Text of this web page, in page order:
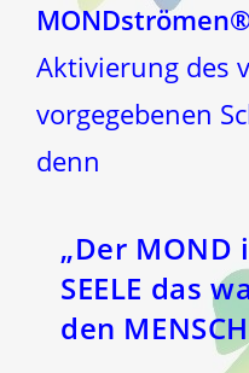
Aktivierung des
vorgegebenen
denn
„Der
SEELE das
den